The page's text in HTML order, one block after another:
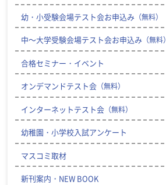
幼・小受験会場テスト会お申込み （無料）
中～大学受験会場テスト会お申込み （無料）
合格セミナー・イベント
オンデマンドテスト会 （無料）
インターネットテスト会 （無料）
幼稚園・小学校入試アンケート
マスコミ取材
新刊案内・NEW BOOK